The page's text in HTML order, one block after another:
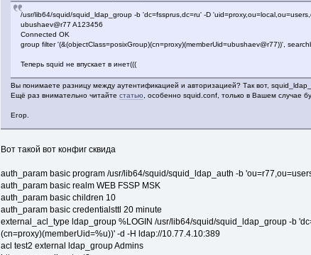
/usr/lib64/squid/squid_ldap_group -b 'dc=fssprus,dc=ru' -D
ubushaev@r77 A123456
Connected OK
group filter '(&(objectClass=posixGroup)(cn=proxy)(memberUid=ubushaev@r77))',
Теперь squid не впускает в инет(((
Вы понимаете разницу между аутентификацией и авторизацией? Так вот,
Ещё раз внимательно читайте статью , особенно squid.conf, только в Вашем случае
Егор.
Вот такой вот конфиг сквида
auth_param basic program /usr/lib64/squid/squid_ldap_auth -b
auth_param basic realm WEB FSSP MSK
auth_param basic children 10
auth_param basic credentialsttl 20 minute
external_acl_type ldap_group %LOGIN /usr/lib64/squid/squid_ldap_group -b
(cn=proxy)(memberUid=%u))' -d -H ldap://10.77.4.10:389
acl test2 external ldap_group Admins